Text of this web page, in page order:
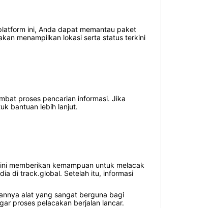
ini, Anda dapat memantau paket
menampilkan lokasi serta status terkini
proses pencarian informasi. Jika
bantuan lebih lanjut.
memberikan kemampuan untuk melacak
di track.global. Setelah itu, informasi
alat yang sangat berguna bagi
proses pelacakan berjalan lancar.